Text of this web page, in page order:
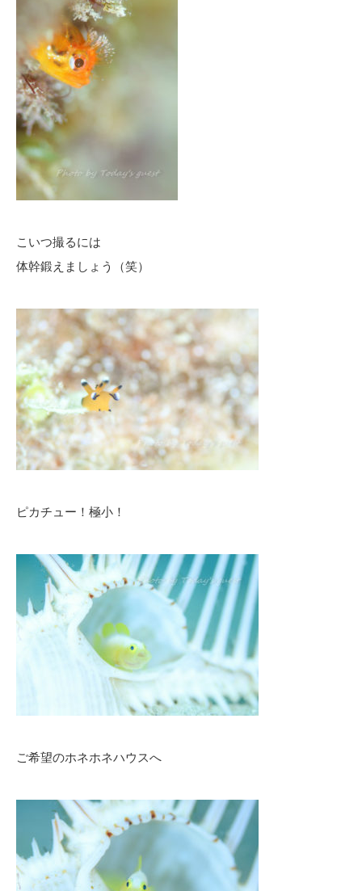
こいつ撮るには
体幹鍛えましょう（笑）
ピカチュー！極小！
ご希望のホネホネハウスへ